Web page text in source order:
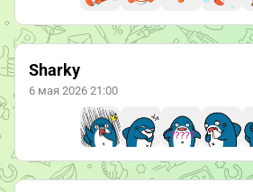
Sharky
6 мая 2026 21:00